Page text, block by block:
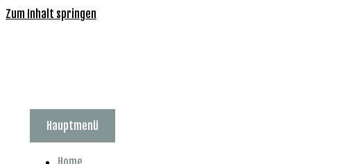
Zum Inhalt springen
Hauptmenü